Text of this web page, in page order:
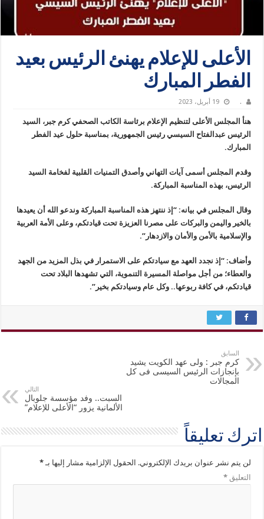
الأعلى للإعلام يهنئ الرئيس بعيد
الفطر المبارك
. 19 أبريل، 2023
هنأ المجلس الأعلى لتنظيم الإعلام برئاسة الكاتب الصحفي كرم جبر، السيد
الرئيس عبدالفتاح السيسي رئيس الجمهورية، بمناسبة حلول عيد الفطر
المبارك.
وقدم المجلس أسمى آيات التهاني وأصدق التمنيات القلبية لفخامة السيد
الرئيس، بهذه المناسبة المباركة.
وقال المجلس في بيانه: “إذ ننتهز هذه المناسبة المباركة وندعو الله أن يعيدها
بالخير واليمن والبركات على مصرنا العزيزة تحت قيادتكم، وعلى الأمة العربية
والإسلامية بالأمن والأمان والازدهار”.
وأضاف: “إذ نجدد العهد مع سيادتكم على الاستمرار في بذل المزيد من الجهد
والعطاء؛ من أجل مواصلة المسيرة التنموية، التي تشهدها البلاد تحت
قيادتكم، في كافة ربوعها.. وكل عام وسيادتكم بخير”.
السابق
كرم جبر : ولى عهد الكويت يشيد
بإنجازات الرئيس السيسى فى كل
المجالات
التالي
السبت.. وفد مؤسسة جلوبال
الألمانية يزور “الأعلى للإعلام”
اترك تعليقاً
لن يتم نشر عنوان بريدك الإلكتروني. الحقول الإلزامية مشار إليها بـ*
التعليق*